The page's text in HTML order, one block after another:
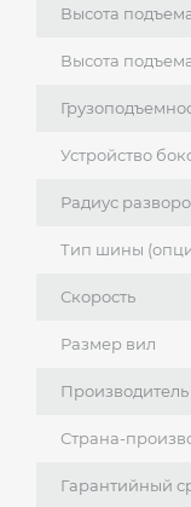
Высота
Высота
Устройство
Радиус
Тип шины
Скорость
Размер вил
Производитель
Страна-
Гарантийный